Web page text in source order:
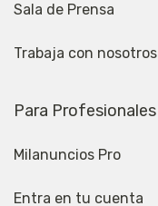
Sala de Prensa
Trabaja con nosotros
Para Profesionales
Milanuncios Pro
Entra en tu cuenta